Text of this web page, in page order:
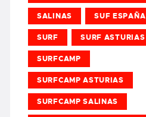
SALINAS SUF ESPAÑA
SURF SURF ASTURIAS
SURFCAMP
SURFCAMP ASTURIAS
SURFCAMP SALINAS